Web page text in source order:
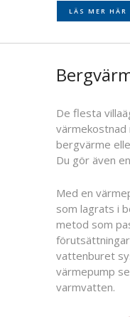
LÄS MER HÄR
De flesta
bergvärme
Du gör även
Med en
som lagrats i
metod som
vattenburet
värmepump
varmvatten.